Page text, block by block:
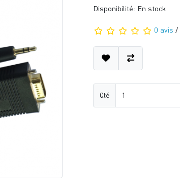
Disponibilité: En stock
0 avis /
Qté